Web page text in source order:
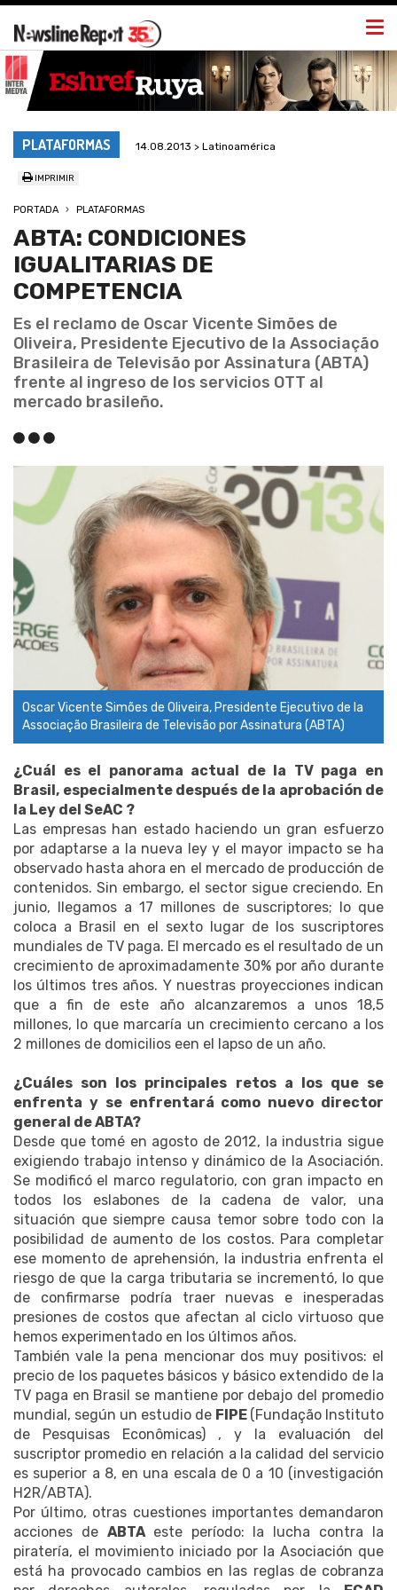
PLATAFORMAS 14.08.2013 > Latinoamérica
IMPRIMIR
PORTADA PLATAFORMAS
ABTA: CONDICIONES
IGUALITARIAS DE
COMPETENCIA
Es el reclamo de Oscar Vicente Simões de
Oliveira, Presidente Ejecutivo de la Associação
Brasileira de Televisão por Assinatura (ABTA)
frente al ingreso de los servicios OTT al
mercado brasileño.
Oscar Vicente Simões de Oliveira, Presidente Ejecutivo de la
Associação Brasileira de Televisão por Assinatura (ABTA)
¿Cuál es el panorama actual de la TV paga en
Brasil, especialmente después de la aprobación de
la Ley del SeAC ?
Las empresas han estado haciendo un gran esfuerzo
por adaptarse a la nueva ley y el mayor impacto se ha
observado hasta ahora en el mercado de producción de
contenidos. Sin embargo, el sector sigue creciendo. En
junio, llegamos a 17 millones de suscriptores; lo que
coloca a Brasil en el sexto lugar de los suscriptores
mundiales de TV paga. El mercado es el resultado de un
crecimiento de aproximadamente 30% por año durante
los últimos tres años. Y nuestras proyecciones indican
que a fin de este año alcanzaremos a unos 18,5
millones, lo que marcaría un crecimiento cercano a los
2 millones de domicilios een el lapso de un año.
¿Cuáles son los principales retos a los que se
enfrenta y se enfrentará como nuevo director
general de ABTA?
Desde que tomé en agosto de 2012, la industria sigue
exigiendo trabajo intenso y dinámico de la Asociación.
Se modificó el marco regulatorio, con gran impacto en
todos los eslabones de la cadena de valor, una
situación que siempre causa temor sobre todo con la
posibilidad de aumento de los costos. Para completar
ese momento de aprehensión, la industria enfrenta el
riesgo de que la carga tributaria se incrementó, lo que
de confirmarse podría traer nuevas e inesperadas
presiones de costos que afectan al ciclo virtuoso que
hemos experimentado en los últimos años.
También vale la pena mencionar dos muy positivos: el
precio de los paquetes básicos y básico extendido de la
TV paga en Brasil se mantiene por debajo del promedio
mundial, según un estudio de FIPE (Fundação Instituto
de Pesquisas Econômicas) , y la evaluación del
suscriptor promedio en relación a la calidad del servicio
es superior a 8, en una escala de 0 a 10 (investigación
H2R/ABTA).
Por último, otras cuestiones importantes demandaron
acciones de ABTA este período: la lucha contra la
piratería, el movimiento iniciado por la Asociación que
está ha provocado cambios en las reglas de cobranza